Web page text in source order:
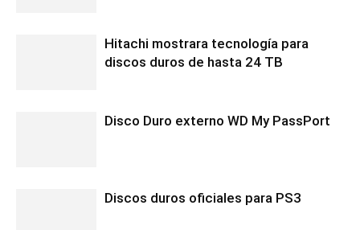
Hitachi mostrara tecnología para
discos duros de hasta 24 TB
Disco Duro externo WD My PassPort
Discos duros oficiales para PS3